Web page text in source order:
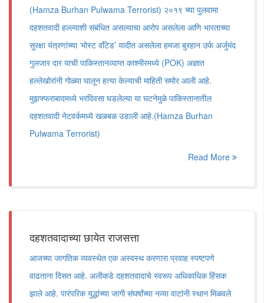
(Hamza Burhan Pulwama Terrorist) २०१९ च्या पुलवामा
दहशतवादी हल्ल्याशी संबंधित असल्याचा आरोप असलेला आणि भारताच्या
सुरक्षा यंत्रणांच्या ‘मोस्ट वाँटेड’ यादीत असलेला हमजा बुरहान उर्फ अर्जुमंद
गुलजार दार याची पाकिस्तानव्याप्त काश्मीरमध्ये (POK) अज्ञात
हल्लेखोरांनी गोळ्या घालून हत्या केल्याची माहिती समोर आली आहे.
मुझफ्फराबादमध्ये भरदिवसा घडलेल्या या घटनेमुळे पाकिस्तानातील
दहशतवादी नेटवर्कमध्ये खळबळ उडाली आहे.(Hamza Burhan
Pulwama Terrorist)
Read More
दहशतवादाच्या छायेत राजसत्ता
आजच्या जागतिक व्यवस्थेत एक अस्वस्थ करणारा प्रवाह स्पष्टपणे
वाढताना दिसत आहे. अलीकडे दहशतवादाचे स्वरूप अधिकाधिक हिंसक
झाले आहे. पारंपरिक युद्धांच्या जागी संघर्षांच्या नव्या वाटांनी स्थान मिळवले